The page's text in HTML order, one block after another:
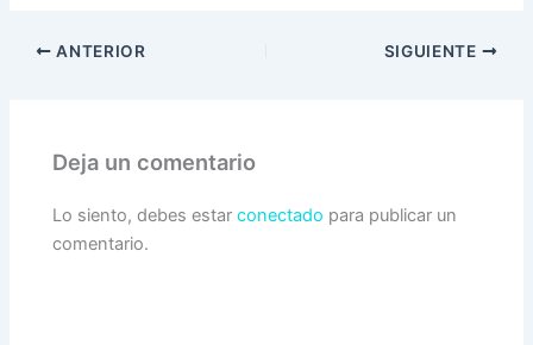
ANTERIOR SIGUIENTE
Deja un comentario
Lo siento, debes estarconectado para publicar un
comentario.